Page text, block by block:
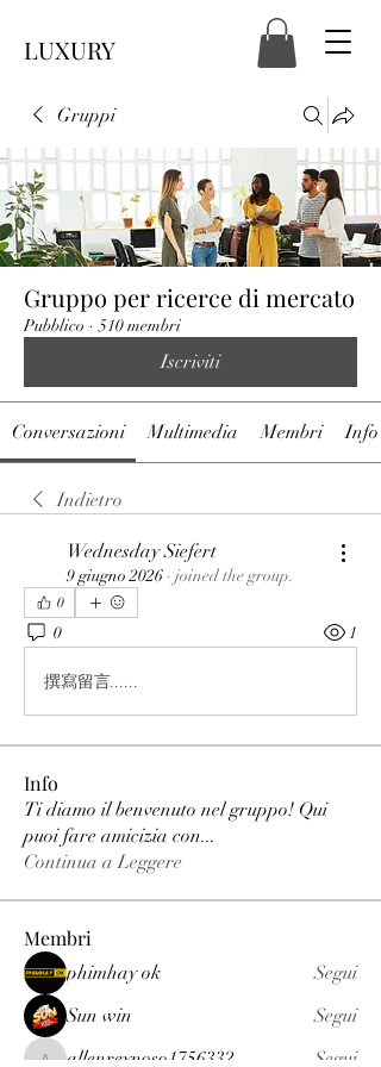
LUXURY
Gruppi
Gruppo per ricerce di mercato
Pubblico · 510 membri
Iscriviti
Conversazioni Multimedia Membri Info
Indietro
Wednesday Siefert
9 giugno 2026 · joined the group.
0
0 1
撰寫留言......
Info
Ti diamo il benvenuto nel gruppo! Qui
puoi fare amicizia con...
Continua a Leggere
Membri
phimhay ok
Segui
Sun win
Segui
allenreynoso1756332 Segui